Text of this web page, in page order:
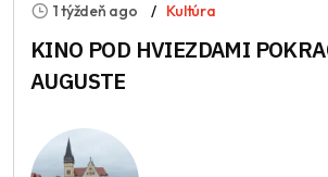
1 týždeň ago Kultúra
KINO POD HVIEZDAMI
AUGUSTE